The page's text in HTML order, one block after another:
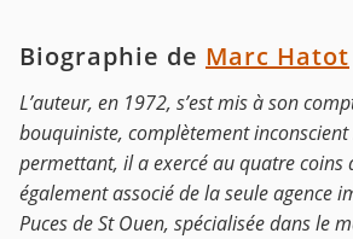
Biographie de Marc Hatot
L’auteur, en 1972, s’est mis à son
bouquiniste, complètement inconscient
permettant, il a exercé au quatre coins
également associé de la seule agence
Puces de St Ouen, spécialisée dans le